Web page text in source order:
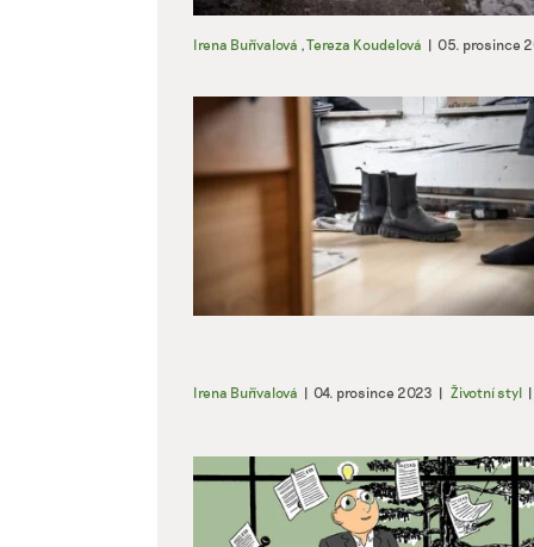
Irena Buřívalová ,Tereza Koudelová | 05. prosince
Irena Buřívalová | 04. prosince 2023 | Životní styl |